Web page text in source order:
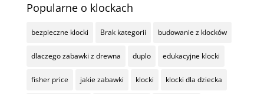
Popularne o klockach
bezpieczne klocki Brak kategorii budowanie z klocków
dlaczego zabawki z drewna duplo edukacyjne klocki
fisher price jakie zabawki klocki klocki dla dziecka